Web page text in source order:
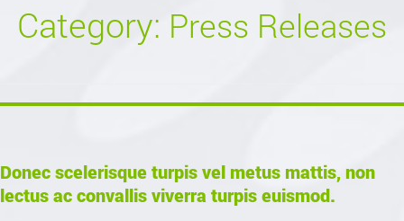
Category: Press Releases
Donec scelerisque turpis vel metus mattis, non
lectus ac convallis viverra turpis euismod.